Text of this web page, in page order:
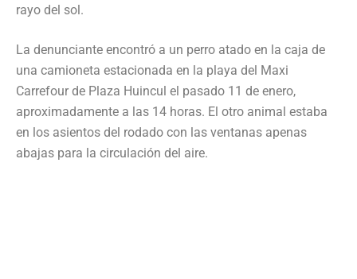
rayo del sol.
La denunciante encontró a un perro atado en la caja de
una camioneta estacionada en la playa del Maxi
Carrefour de Plaza Huincul el pasado 11 de enero,
aproximadamente a las 14 horas. El otro animal estaba
en los asientos del rodado con las ventanas apenas
abajas para la circulación del aire.